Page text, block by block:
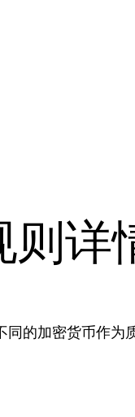
则详
的加密货币作为